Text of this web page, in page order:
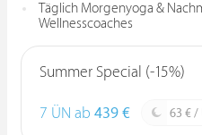
Täglich Morgenyoga &
Wellnesscoaches
Summer Special (-15%)
7 ÜN ab 439 € 63 € /